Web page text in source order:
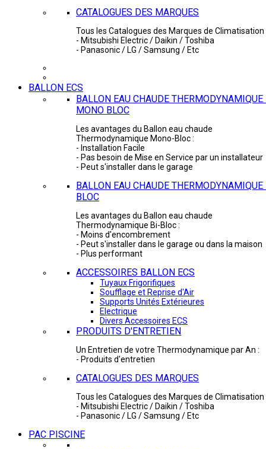
CATALOGUES DES MARQUES
Tous les Catalogues des Marques de Climatisation
- Mitsubishi Electric / Daikin / Toshiba
- Panasonic / LG / Samsung / Etc
BALLON ECS
BALLON EAU CHAUDE THERMODYNAMIQUE
MONO BLOC
Les avantages du Ballon eau chaude
Thermodynamique Mono-Bloc :
- Installation Facile
- Pas besoin de Mise en Service par un installateur
- Peut s'installer dans le garage
BALLON EAU CHAUDE
BLOC
Les avantages du Ballon eau chaude
Thermodynamique Bi-Bloc :
- Moins d'encombrement
- Peut s'installer dans le garage ou dans la maison
- Plus performant
ACCESSOIRES BALLON ECS
Tuyaux Frigorifiques
Soufflage et Reprise d'Air
Supports Unités Extérieures
Electrique
Divers Accessoires ECS
PRODUITS D'ENTRETIEN
Un Entretien de votre Thermodynamique par An :
- Produits d'entretien
CATALOGUES DES MARQUES
Tous les Catalogues des Marques de Climatisation
- Mitsubishi Electric / Daikin / Toshiba
- Panasonic / LG / Samsung / Etc
PAC PISCINE